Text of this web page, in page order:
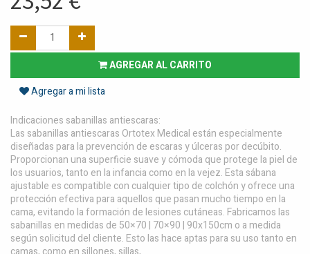
AGREGAR AL CARRITO
Agregar a mi lista
Indicaciones sabanillas antiescaras:
Las sabanillas antiescaras Ortotex Medical están especialmente
diseñadas para la prevención de escaras y úlceras por decúbito.
Proporcionan una superficie suave y cómoda que protege la piel de
los usuarios, tanto en la infancia como en la vejez. Esta sábana
ajustable es compatible con cualquier tipo de colchón y ofrece una
protección efectiva para aquellos que pasan mucho tiempo en la
cama, evitando la formación de lesiones cutáneas. Fabricamos las
sabanillas en medidas de 50×70 | 70×90 | 90x150cm o a medida
según solicitud del cliente. Esto las hace aptas para su uso tanto en